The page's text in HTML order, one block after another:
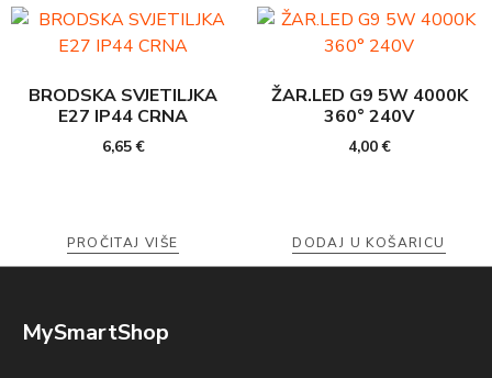
BRODSKA SVJETILJKA
E27 IP44 CRNA
6,65€
PROČITAJ VIŠE
ŽAR.LED G9 5W 4000K
360° 240V
4,00€
DODAJ U KOŠARICU
MySmartShop